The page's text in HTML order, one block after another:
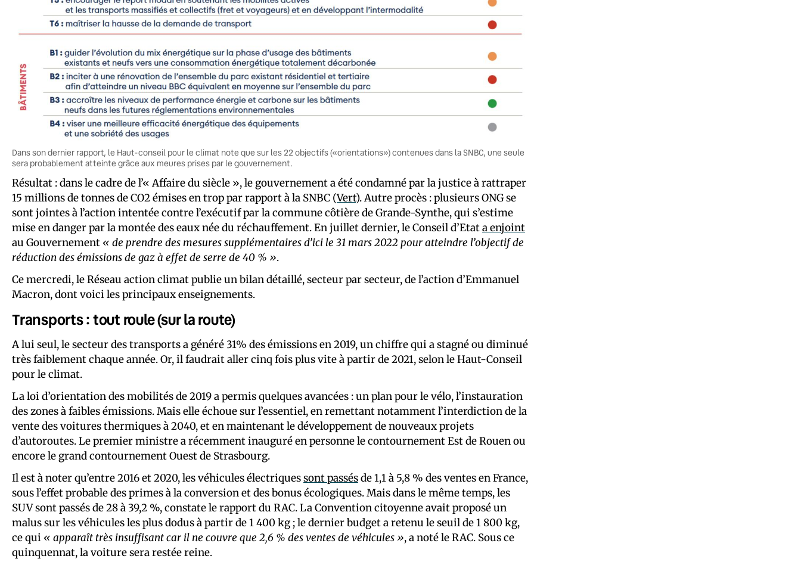
Dans son dernier rapport, le Haut-conseil pour le climat note que sur les 22 objectifs («orientations») contenues dans la SNBC, une seule
sera probablement atteinte grâce aux meures prises par le gouvernement.
Résultat : dans le cadre de l’« Affaire du siècle », le gouvernement a été condamné par la justice à rattraper
15 millions de tonnes de CO2 émises en trop par rapport à la SNBC (Vert). Autre procès : plusieurs ONG se
sont jointes à l’action intentée contre l’exécutif par la commune côtière de Grande-Synthe, qui s’estime
mise en danger par la montée des eaux née du réchauffement. En juillet dernier, le Conseil d’Etata enjoint
au Gouvernement « de prendre des mesures supplémentaires d’ici le 31 mars 2022 pour atteindre l’objectif de
réduction des émissions de gaz à effet de serre de 40 % ».
Ce mercredi, le Réseau action climat publie un bilan détaillé, secteur par secteur, de l’action d’Emmanuel
Macron, dont voici les principaux enseignements.
Transports : tout roule (sur la route)
A lui seul, le secteur des transports a généré 31% des émissions en 2019, un chiffre qui a stagné ou diminué
très faiblement chaque année. Or, il faudrait aller cinq fois plus vite à partir de 2021, selon le Haut-Conseil
pour le climat.
La loi d’orientation des mobilités de 2019 a permis quelques avancées : un plan pour le vélo, l’instauration
des zones à faibles émissions. Mais elle échoue sur l’essentiel, en remettant notamment l’interdiction de la
vente des voitures thermiques à 2040, et en maintenant le développement de nouveaux projets
d’autoroutes. Le premier ministre a récemment inauguré en personne le contournement Est de Rouen ou
encore le grand contournement Ouest de Strasbourg.
Il est à noter qu’entre 2016 et 2020, les véhicules électriquessont passésde 1,1 à 5,8 % des ventes en France,
sous l’effet probable des primes à la conversion et des bonus écologiques. Mais dans le même temps, les
SUV sont passés de 28 à 39,2 %, constate le rapport du RAC. La Convention citoyenne avait proposé un
malus sur les véhicules les plus dodus à partir de 1 400 kg ; le dernier budget a retenu le seuil de 1 800 kg,
ce qui « apparaît très insuffisant car il ne couvre que 2,6 % des ventes de véhicules », a noté le RAC. Sous ce
quinquennat, la voiture sera restée reine.